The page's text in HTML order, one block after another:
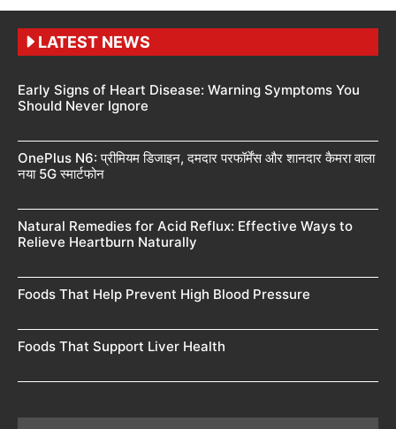
LATEST NEWS
Early Signs of Heart Disease: Warning Symptoms You
Should Never Ignore
OnePlus N6: प्रीमियम डिजाइन, दमदार परफॉर्मेंस और शानदार कैमरा वाला
नया 5G स्मार्टफोन
Natural Remedies for Acid Reflux: Effective Ways to
Relieve Heartburn Naturally
Foods That Help Prevent High Blood Pressure
Foods That Support Liver Health